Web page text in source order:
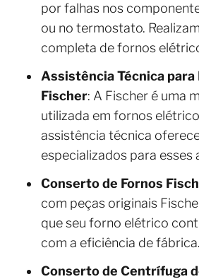
por falhas nos
ou no termostato.
completa de fornos
Assistência Técnica
Fischer: A Fischer é uma
utilizada em fornos
assistência técnica
especializados para esses
Conserto de Fornos
com peças originais
que seu forno elétrico
com a eficiência de fábrica.
Conserto de Centrífuga